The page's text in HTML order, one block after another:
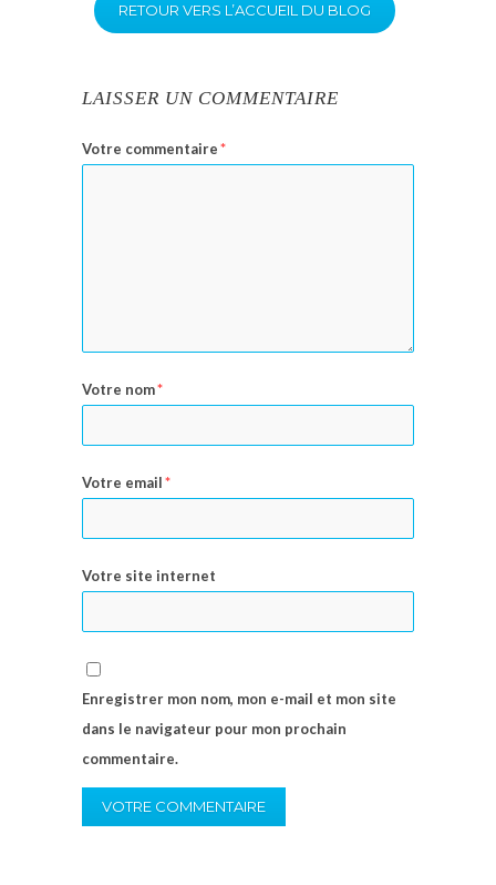
RETOUR VERS L’ACCUEIL DU BLOG
LAISSER UN COMMENTAIRE
Votre commentaire*
Votre nom*
Votre email*
Votre site internet
Enregistrer mon nom, mon e-mail et mon site
dans le navigateur pour mon prochain
commentaire.